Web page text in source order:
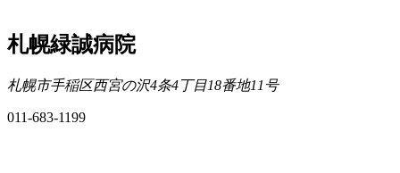
札幌緑誠病院
札幌市手稲区西宮の沢4条4丁目18番地11号
011-683-1199